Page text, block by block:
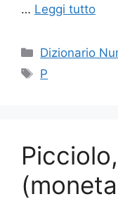
… Leggi tutto
Categorie
Dizionario
Tag
P